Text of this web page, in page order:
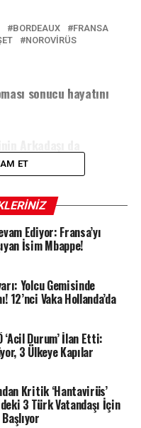
BORDEAUX
FRANSA
NOROVIRÜS
sonucu hayatını
ET
Ediyor: Fransa’yı
İsim Mbappe!
Yolcu Gemisinde
12’nci Vaka Hollanda’da
‘Acil Durum’ İlan Etti:
3 Ülkeye Kapılar
Kritik ‘Hantavirüs’
3 Türk Vatandaşı İçin